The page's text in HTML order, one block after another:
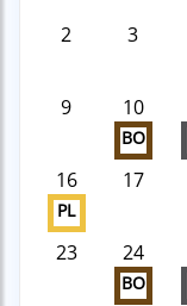
2 3
9 10
BO
16
PL
17
23 24
BO